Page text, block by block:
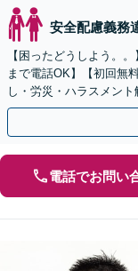
安全配慮義務
【困ったどうしよう。
まで電話OK】【初回無
し・労災・ハラスメン
応可】【従業員トラブ
電話でお問い